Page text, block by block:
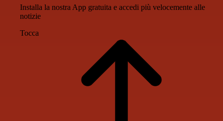
Installa la nostra App gratuita e accedi più velocemente alle
notizie
Tocca